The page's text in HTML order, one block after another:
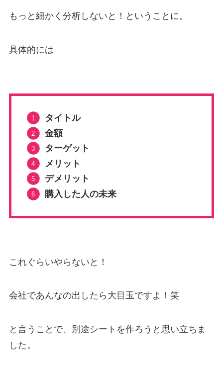
もっと細かく分析しないと！ということに。
具体的には
タイトル
金額
ターゲット
メリット
デメリット
購入した人の未来
これぐらいやらないと！
会社であんなの出したら大目玉ですよ！笑
と言うことで、別途シートを作ろうと思い立ちま
した。